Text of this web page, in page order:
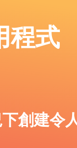
程式
創建令